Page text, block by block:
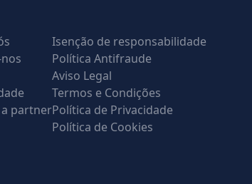
partner
Isenção de responsabilidade
Política Antifraude
Aviso Legal
Termos e Condições
Política de Privacidade
Política de Cookies